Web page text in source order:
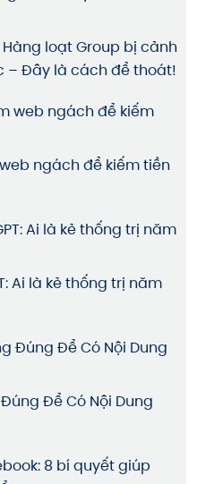
loạt Group bị cảnh
– Đây là cách để thoát!
ngách để kiếm tiền
Ai là kẻ thống trị năm
Để Có Nội Dung